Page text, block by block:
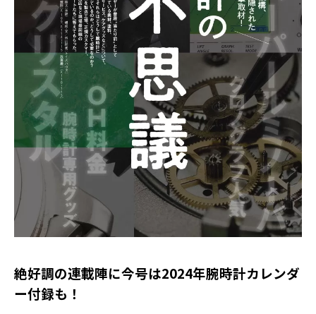
絶好調の連載陣に今号は2024年腕時計カレンダ
ー付録も！